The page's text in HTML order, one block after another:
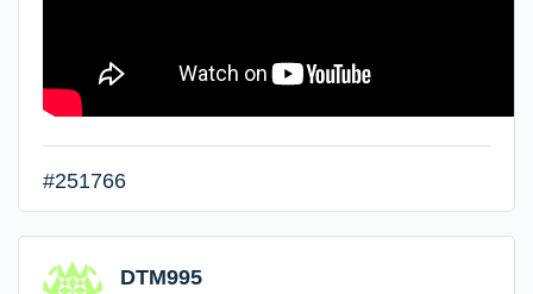
#251766
DTM995